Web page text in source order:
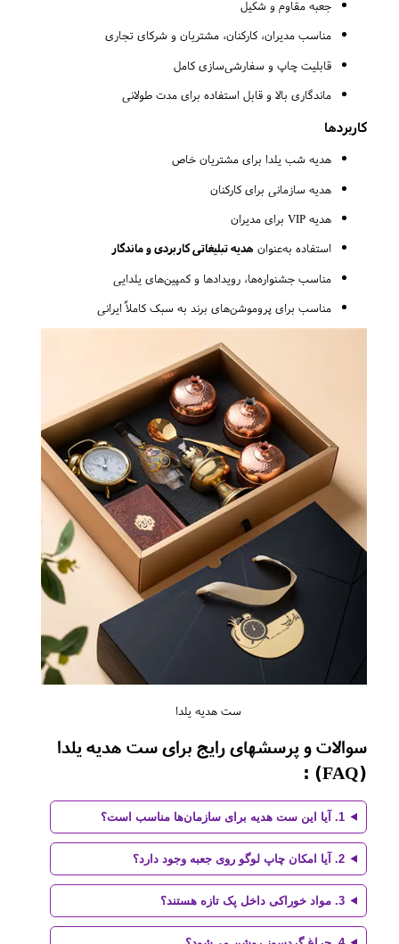
جعبه مقاوم و شکیل
مناسب مدیران، کارکنان، مشتریان و شرکای تجاری
قابلیت چاپ و سفارشی‌سازی کامل
ماندگاری بالا و قابل استفاده برای مدت طولانی
کاربردها
هدیه شب یلدا برای مشتریان خاص
هدیه سازمانی برای کارکنان
هدیه VIP برای مدیران
استفاده به‌عنوان هدیه تبلیغاتی کاربردی و ماندگار
مناسب جشنواره‌ها، رویدادها و کمپین‌های یلدایی
مناسب برای پروموشن‌های برند به سبک کاملاً ایرانی
ست هدیه یلدا
سوالات و پرسشهای رایج برای ست هدیه یلدا
(FAQ) :
1. آیا این ست هدیه برای سازمان‌ها مناسب است؟
2. آیا امکان چاپ لوگو روی جعبه وجود دارد؟
3. مواد خوراکی داخل پک تازه هستند؟